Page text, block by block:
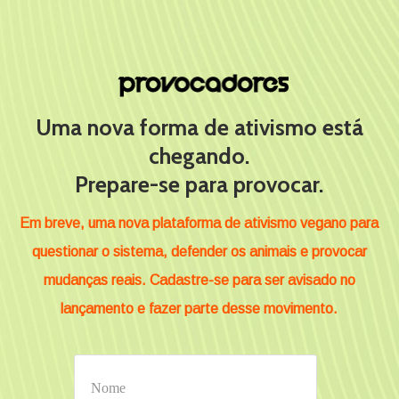
Uma nova forma de ativismo está
chegando.
Prepare-se para provocar.
Em breve, uma nova plataforma de ativismo vegano para
questionar o sistema, defender os animais e provocar
mudanças reais. Cadastre-se para ser avisado no
lançamento e fazer parte desse movimento.